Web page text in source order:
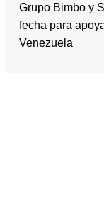
Grupo Bimbo y
fecha para
Venezuela